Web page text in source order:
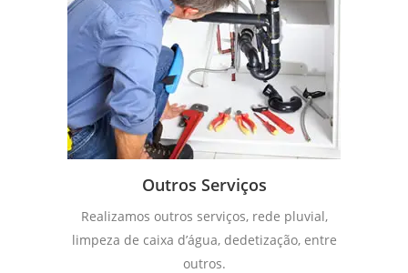
Outros Serviços
Realizamos outros serviços, rede pluvial,
limpeza de caixa d’água, dedetização, entre
outros.